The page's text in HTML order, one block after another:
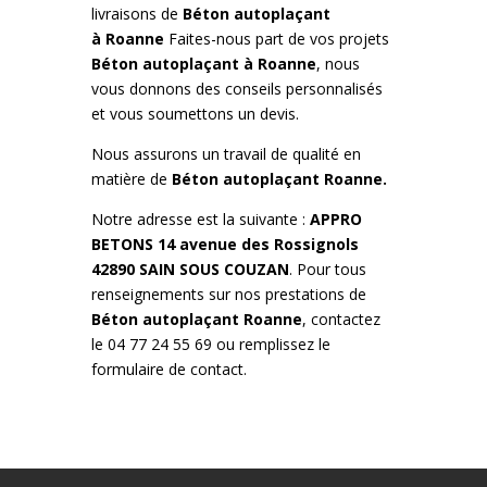
livraisons de Béton autoplaçant
à Roanne Faites-nous part de vos projets
Béton autoplaçant à Roanne, nous
vous donnons des conseils personnalisés
et vous soumettons un devis.
Nous assurons un travail de qualité en
matière de Béton autoplaçant Roanne.
Notre adresse est la suivante : APPRO
BETONS 14 avenue des Rossignols
42890 SAIN SOUS COUZAN. Pour tous
renseignements sur nos prestations de
Béton autoplaçant Roanne, contactez
le 04 77 24 55 69 ou remplissez le
formulaire de contact.